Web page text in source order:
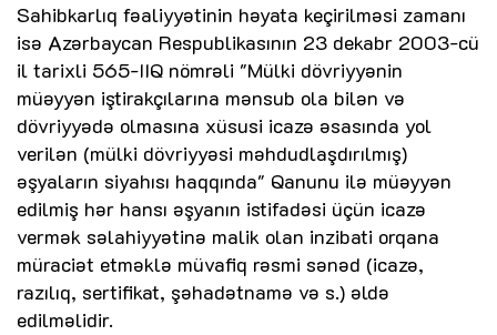
Sahibkarlıq fəaliyyətinin həyata keçirilməsi zamanı
isə Azərbaycan Respublikasının 23 dekabr 2003-cü
il tarixli 565-IIQ nömrəli "Mülki dövriyyənin
müəyyən iştirakçılarına mənsub ola bilən və
dövriyyədə olmasına xüsusi icazə əsasında yol
verilən (mülki dövriyyəsi məhdudlaşdırılmış)
əşyaların siyahısı haqqında" Qanunu ilə müəyyən
edilmiş hər hansı əşyanın istifadəsi üçün icazə
vermək səlahiyyətinə malik olan inzibati orqana
müraciət etməklə müvafiq rəsmi sənəd (icazə,
razılıq, sertifikat, şəhadətnamə və s.) əldə
edilməlidir.